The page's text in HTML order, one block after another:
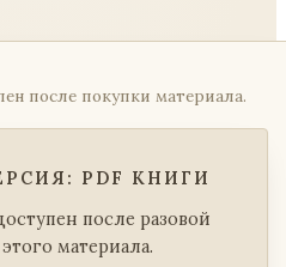
после покупки материала.
PDF КНИГИ
после разовой
материала.